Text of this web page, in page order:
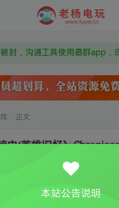
正文
史/英雄旧忆》
本站公告说明